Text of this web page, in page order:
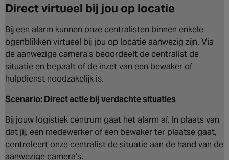
Direct virtueel bij jou op locatie
Bij een alarm kunnen onze centralisten binnen enkele
ogenblikken virtueel bij jou op locatie aanwezig zijn. Via
de aanwezige camera’s beoordeelt de centralist de
situatie en bepaalt of de inzet van een bewaker of
hulpdienst noodzakelijk is.
Scenario: Direct actie bij verdachte situaties
Bij jouw logistiek centrum gaat het alarm af. In plaats van
dat jij, een medewerker of een bewaker ter plaatse gaat,
controleert onze centralist de situatie aan de hand van de
aanwezige camera’s.